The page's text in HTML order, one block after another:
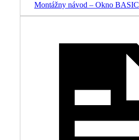
Montážny návod – Okno BASIC